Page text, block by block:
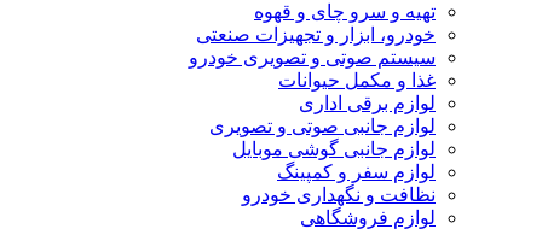
تهیه و سرو چای و قهوه
خودرو، ابزار و تجهیزات صنعتی
سیستم صوتی و تصویری خودرو
غذا و مکمل حیوانات
لوازم برقی اداری
لوازم جانبی صوتی و تصویری
لوازم جانبی گوشی موبایل
لوازم سفر و کمپینگ
نظافت و نگهداری خودرو
لوازم فروشگاهی